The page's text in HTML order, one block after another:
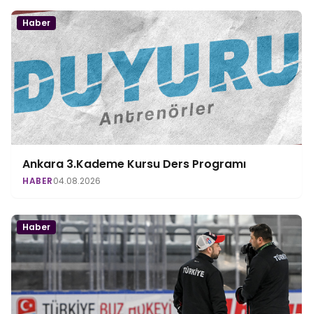
Haber
Ankara 3.Kademe Kursu Ders Programı
HABER04.08.2026
Haber